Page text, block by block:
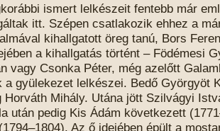
ismert lelkészeit fentebb már
itt. Szépen csatlakozik ehhez a
kihallgatott öreg tanú, Bors
a kihallgatás történt – Födémesi
vagy Csonka Péter, még azelőtt
a gyülekezet lelkészei. Bedő Györgyöt
Horváth Mihály. Utána jött Szilvágyi
után pedig Kis Ádám következett
Az ő idejében épült a